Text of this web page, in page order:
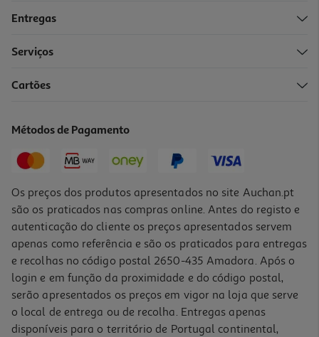
Entregas
Serviços
Cartões
Métodos de Pagamento
Os preços dos produtos apresentados no site Auchan.pt
são os praticados nas compras online. Antes do registo e
autenticação do cliente os preços apresentados servem
apenas como referência e são os praticados para entregas
e recolhas no código postal 2650-435 Amadora. Após o
login e em função da proximidade e do código postal,
serão apresentados os preços em vigor na loja que serve
o local de entrega ou de recolha. Entregas apenas
disponíveis para o território de Portugal continental,